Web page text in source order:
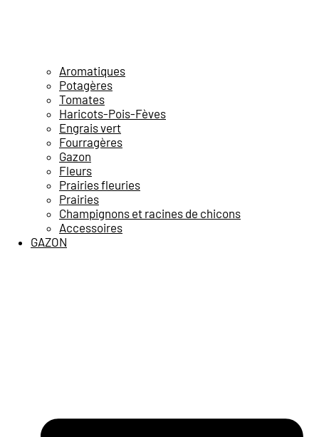
Aromatiques
Potagères
Tomates
Haricots-Pois-Fèves
Engrais vert
Fourragères
Gazon
Fleurs
Prairies fleuries
Prairies
Champignons et racines de chicons
Accessoires
GAZON